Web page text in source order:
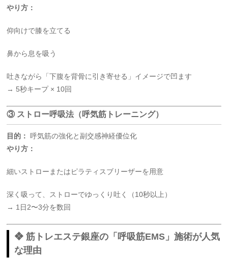
やり方：
仰向けで膝を立てる
鼻から息を吸う
吐きながら「下腹を背骨に引き寄せる」イメージで凹ます
→ 5秒キープ × 10回
③ ストロー呼吸法（呼気筋トレーニング）
目的： 呼気筋の強化と副交感神経優位化
やり方：
細いストローまたはピラティスブリーザーを用意
深く吸って、ストローでゆっくり吐く（10秒以上）
→ 1日2〜3分を数回
❖ 筋トレエステ銀座の「呼吸筋EMS」施術が人気
な理由